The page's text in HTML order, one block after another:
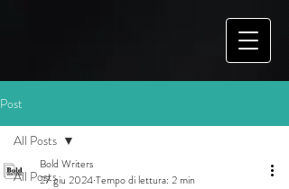
Post
All Posts
All Posts
Bold Writers
27 giu 2024Tempo di lettura: 2 min